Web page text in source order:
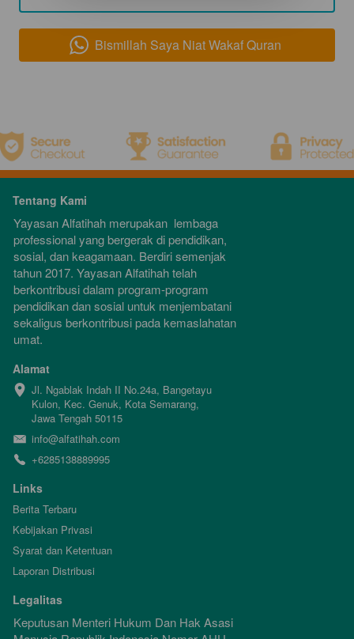
` Bismillah Saya Niat Wakaf Quran
Tentang Kami
Yayasan Alfatihah merupakan  lembaga
professional yang bergerak di pendidikan,
sosial, dan keagamaan. Berdiri semenjak
tahun 2017. Yayasan Alfatihah telah
berkontribusi dalam program-program
pendidikan dan sosial untuk menjembatani
sekaligus berkontribusi pada kemaslahatan
umat.
Alamat
Jl. Ngablak Indah II No.24a, Bangetayu
Kulon, Kec. Genuk, Kota Semarang,
Jawa Tengah 50115
info@alfatihah.com
+6285138889995
Links
Berita Terbaru
Kebijakan Privasi
Syarat dan Ketentuan
Laporan Distribusi
Legalitas
Keputusan Menteri Hukum Dan Hak Asasi